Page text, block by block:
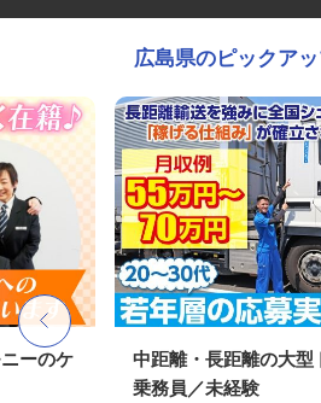
広島県のピックア
ーのケ
中距離・長距離の大型
乗務員／未経験